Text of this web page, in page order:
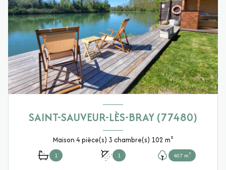
SAINT-SAUVEUR-LÈS-BRAY (77480)
Maison 4 pièce(s) 3 chambre(s) 102 m²
1 1 407 m²